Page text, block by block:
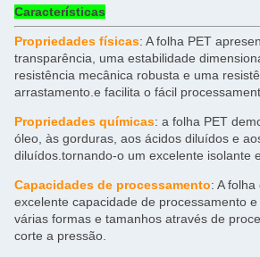
Características
Propriedades físicas: A folha PET
transparência, uma estabilidade
resistência mecânica robusta e uma
arrastamento.e facilita o fácil
Propriedades químicas: a folha PET
óleo, às gorduras, aos ácidos diluídos e
diluídos.tornando-o um excelente isolante
Capacidades de processamento: A
excelente capacidade de processamento
várias formas e tamanhos através de
corte a pressão.